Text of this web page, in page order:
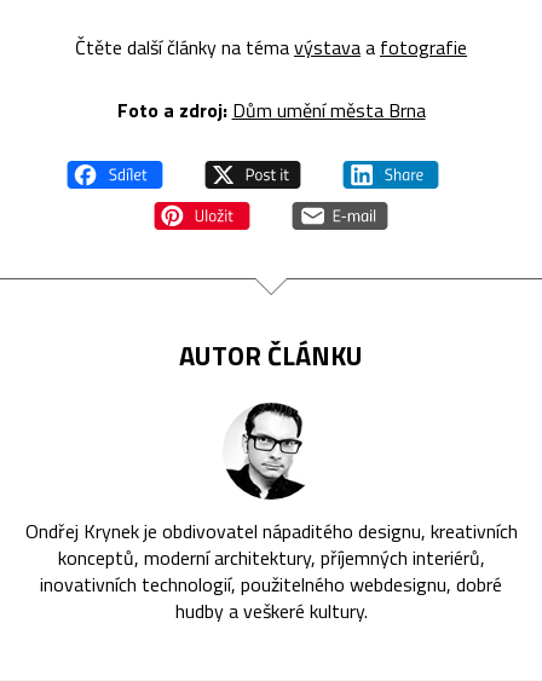
Čtěte další články na témavýstavaa fotografie
Foto a zdroj: Dům umění města Brna
AUTOR ČLÁNKU
Ondřej Krynek je obdivovatel nápaditého designu, kreativních
konceptů, moderní architektury, příjemných interiérů,
inovativních technologií, použitelného webdesignu, dobré
hudby a veškeré kultury.